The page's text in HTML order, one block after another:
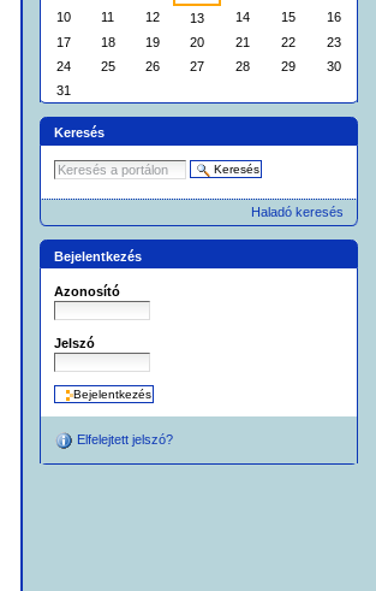
10
11 12 13 14 15
16
17
18 19 20 21 22
23
24
25 26 27 28 29
30
31
Keresés
Haladó keresés
Bejelentkezés
Azonosító
Jelszó
Elfelejtett jelszó?